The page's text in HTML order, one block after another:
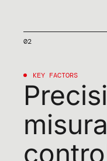
02
KEY FACTORS